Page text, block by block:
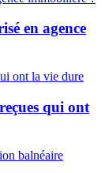
en agence
qui ont